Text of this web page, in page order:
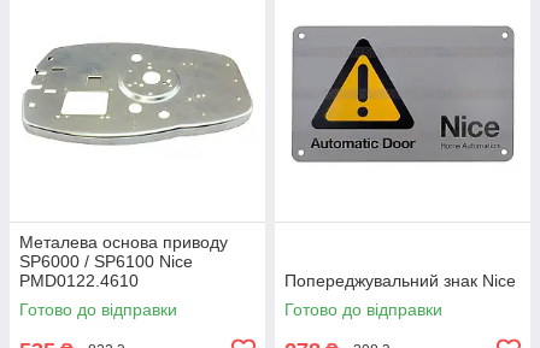
Металева основа приводу
SP6000 / SP6100 Nice
PMD0122.4610
Готово до відправки
Попереджувальний знак Nice
Готово до відправки